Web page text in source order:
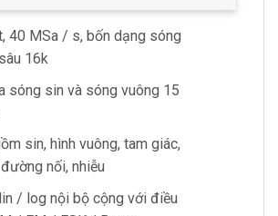
40 MSa / s, bốn dạng sóng
16k
sóng sin và sóng vuông 15
sin, hình vuông, tam giác,
nối, nhiễu
/ log nội bộ cộng với điều